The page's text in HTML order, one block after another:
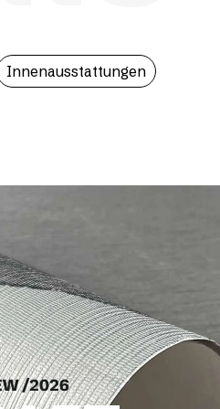
Innenausstattungen